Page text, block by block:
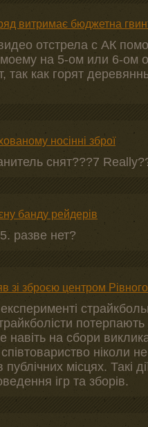
витримає бюджетна
отстрела с АК
на 5-ом или 6-ом
так как горят
носінні зброї
снят???7
банду рейдерів
разве нет?
зі зброєю центром Рівного
потерпають
навіть на сбори
ніколи
місцях. Такі
ігр та зборів.